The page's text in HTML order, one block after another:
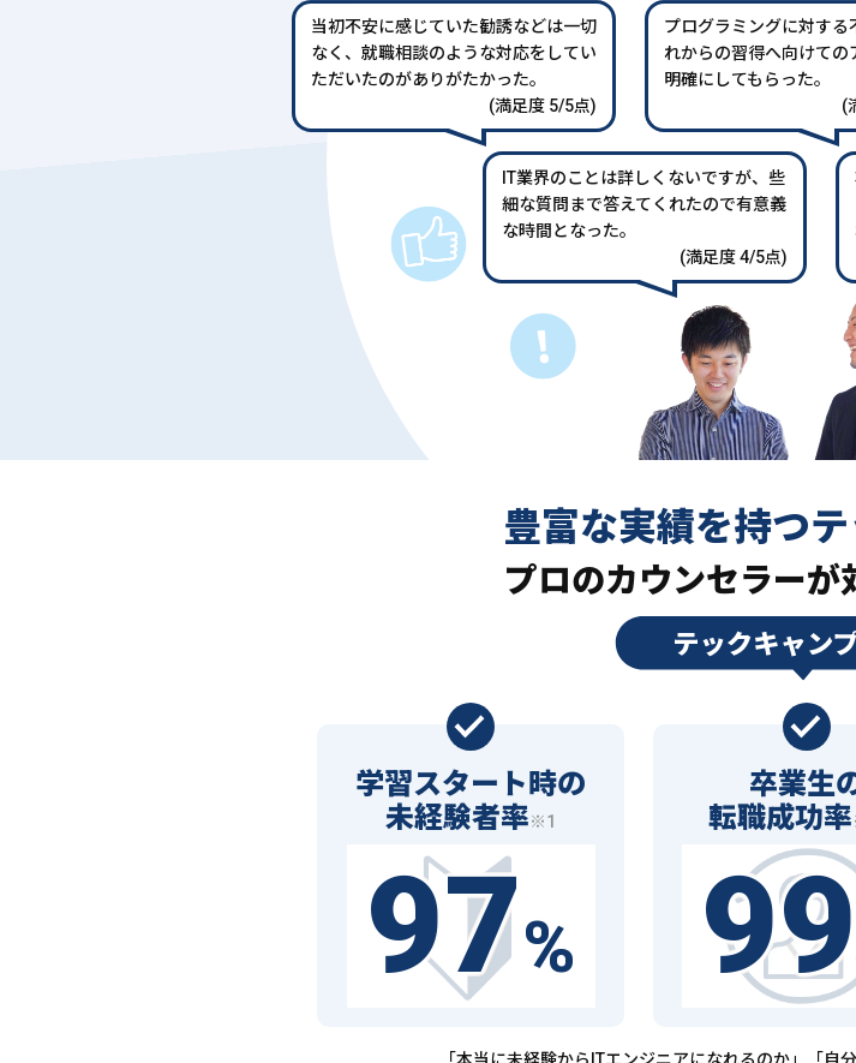
当初不安に感じていた勧誘などは一切
なく、就職相談のような対応をしてい
ただいたのがありがたかった。
(満足度 5/5点)
プログラミングに対する
れからの習得へ向けての
明確にしてもらった。
(
IT業界のことは詳しくないですが、些
細な質問まで答えてくれたので有意義
な時間となった。
(満足度 4/5点)
豊富な実績を持つ
プロのカウンセラーが
学習スタート時の
未経験者率※1
97%
卒業生
転職成功率